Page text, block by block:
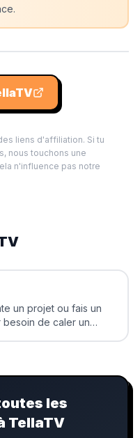
liens d'affiliation. Si tu
nous touchons une
n'influence pas notre
un projet ou fais un
de caler un
les
TellaTV